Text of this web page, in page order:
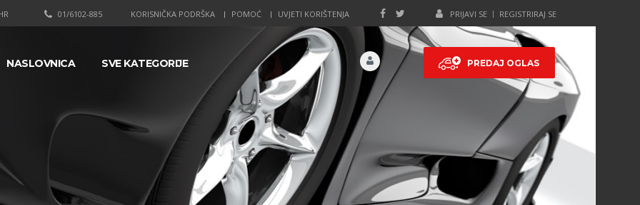
PRIJAVI SE REGISTRIRAJ SE
KORISNIČKA PODRŠKA POMOĆ UVJETI KORIŠTENJA
01/6102-885
PREDAJ OGLAS
NASLOVNICA SVE KATEGORIJE